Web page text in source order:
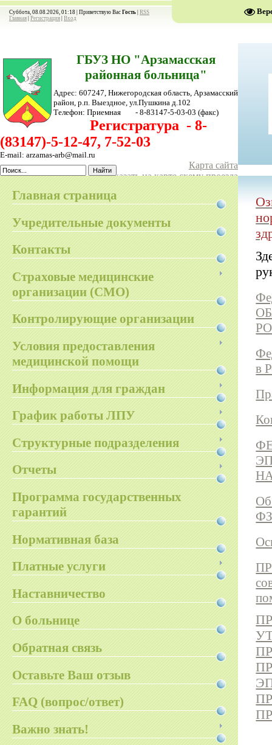
Суббота, 08.08.2026, 01:18 | Приветствую Вас Гость RSS
Главная Регистрация Вход
ГБУЗ НО "Арзамасская
районная больница"
Адрес: 607247, Нижегородская область, Арзамасский
район, р.п. Выездное, ул.Пушкина д.102
Телефон: Приемная - 8-83147-5-03-03 (факс)
Регистратура - 8-
(83147)-5-12-47, 7-52-03
E-mail: arzamas-arb@mail.ru
Карта сайта
Показать на карте схему проезда
Главная страница
Учредительные документы
Контакты
Страховые медицинские
организации (СМО)
Контролирующие организации
Условия предоставления
медицинской помощи
Информация для граждан
График работы ЛПУ
Структурные подразделения
Отчеты
Программа государственных
гарантий
Нормативная база
Платные услуги
Наставничество
О больнице
Обратная связь
Оставьте Ваш отзыв
FAQ (вопрос/ответ)
Важно знать!
в